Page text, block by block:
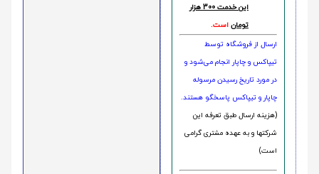
این خدمت 300 هزار
تومان است.
ارسال از فروشگاه توسط
تیپاکس و چاپار انجام می‌شود و
در مورد تاریخ رسیدن مرسوله
چاپار و تیپاکس پاسخگو هستند.
(هزینه ارسال طبق تعرفه این
شرکتها و به عهده مشتری گرامی
است)